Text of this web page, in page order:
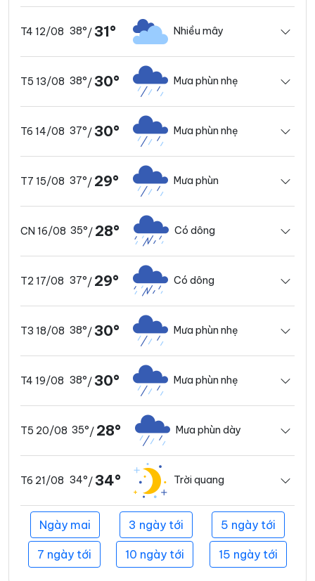
T4 12/08 38°/31° Nhiều mây
T5 13/08 38°/30° Mưa phùn nhẹ
T6 14/08 37°/30° Mưa phùn nhẹ
T7 15/08 37°/ 29° Mưa phùn
CN 16/08 35°/ 28° Có dông
T2 17/08 37°/ 29° Có dông
T3 18/08 38°/30° Mưa phùn nhẹ
T4 19/08 38°/30° Mưa phùn nhẹ
T5 20/08 35°/ 28° Mưa phùn dày
T6 21/08 34°/34° Trời quang
Ngày mai 3 ngày tới 5 ngày tới
7 ngày tới 10 ngày tới 15 ngày tới